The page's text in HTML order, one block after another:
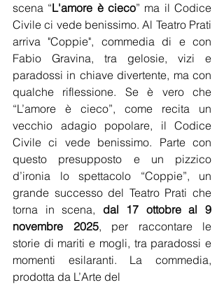
scena “L'amore è cieco” ma il Codice
Civile ci vede benissimo. Al Teatro Prati
arriva "Coppie", commedia di e con
Fabio Gravina, tra gelosie, vizi e
paradossi in chiave divertente, ma con
qualche riflessione. Se è vero che
“L’amore è cieco”, come recita un
vecchio adagio popolare, il Codice
Civile ci vede benissimo. Parte con
questo presupposto e un pizzico
d’ironia lo spettacolo “Coppie”, un
grande successo del Teatro Prati che
torna in scena, dal 17 ottobre al 9
novembre 2025, per raccontare le
storie di mariti e mogli, tra paradossi e
momenti esilaranti. La commedia,
prodotta da L’Arte del